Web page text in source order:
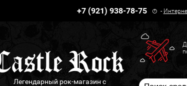
+7 (921) 938-78-75 -
Легендарный рок-магазин с